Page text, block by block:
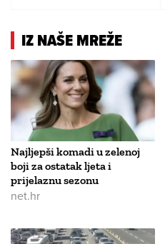
IZ NAŠE MREŽE
Najljepši komadi u zelenoj
boji za ostatak ljeta i
prijelaznu sezonu
net.hr